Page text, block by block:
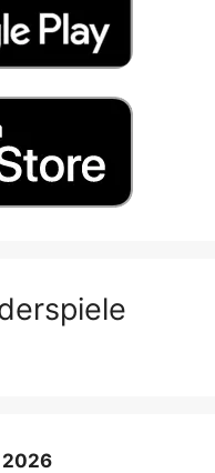
2026